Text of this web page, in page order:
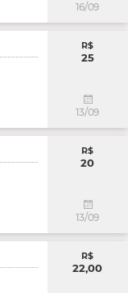
16/09
R$
25
13/09
R$
20
13/09
R$
22,00